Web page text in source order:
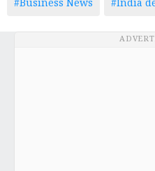
#Business News #India